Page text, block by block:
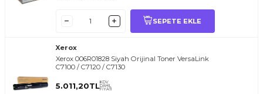
SEPETE EKLE
Xerox
Xerox 006R01828 Siyah Orijinal Toner VersaLink
C7100 / C7120 / C7130
5.011,20TLKDV
DAHİL
FİYATI